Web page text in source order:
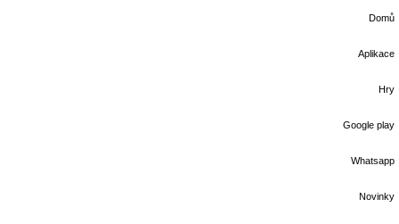
Domů
Aplikace
Hry
Google play
Whatsapp
Novinky